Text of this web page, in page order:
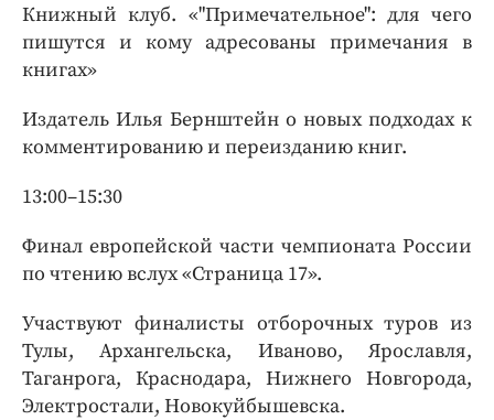
Книжный клуб. «"Примечательное": для чего
пишутся и кому адресованы примечания в
книгах»
Издатель Илья Бернштейн о новых подходах к
комментированию и переизданию книг.
13:00–15:30
Финал европейской части чемпионата России
по чтению вслух «Страница 17».
Участвуют финалисты отборочных туров из
Тулы, Архангельска, Иваново, Ярославля,
Таганрога, Краснодара, Нижнего Новгорода,
Электростали, Новокуйбышевска.